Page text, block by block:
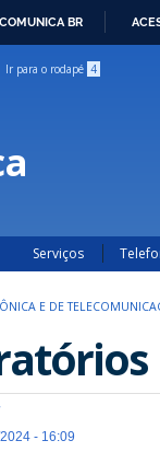
COMUNICA BR
Ir para o rodapé 4
Serviços
E DE
- 16:09